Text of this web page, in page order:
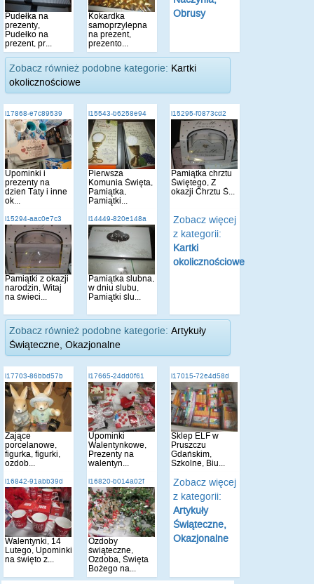
Pudełka na
prezenty,
Pudełko na
prezent, pr...
Kokardka
samoprzylepna
na prezent,
prezento...
Obrusy
Zobacz również podobne kategorie: Kartki
okolicznościowe
i17868-e7c89539
Upominki i
prezenty na
dzień Taty i inne
ok...
i15543-b6258e94
Pierwsza
Komunia Święta,
Pamiątka,
Pamiątki...
i15295-f0873cd2
Pamiątka chrztu
Świętego, Z
okazji Chrztu Ś...
i15294-aac0e7c3
Pamiątki z okazji
narodzin, Witaj
na świeci...
i14449-820e148a
Pamiątka ślubna,
w dniu ślubu,
Pamiątki ślu...
Zobacz więcej
z kategorii:
Kartki
okolicznościowe
Zobacz również podobne kategorie: Artykuły
Świąteczne, Okazjonalne
i17703-86bbd57b
Zające
porcelanowe,
figurka, figurki,
ozdob...
i17665-24dd0f61
Upominki
Walentynkowe,
Prezenty na
walentyn...
i17015-72e4d58d
Sklep ELF w
Pruszczu
Gdańskim,
Szkolne, Biu...
i16842-91abb39d
Walentynki, 14
Lutego, Upominki
na święto z...
i16820-b014a02f
Ozdoby
świąteczne,
Ozdoba, Święta
Bożego na...
Zobacz więcej
z kategorii:
Artykuły
Świąteczne,
Okazjonalne